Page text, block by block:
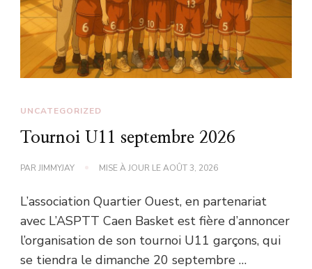
UNCATEGORIZED
Tournoi U11 septembre 2026
PARJIMMYJAY MISE À JOUR LEAOÛT 3, 2026
L’association Quartier Ouest, en partenariat
avec L’ASPTT Caen Basket est fière d’annoncer
l’organisation de son tournoi U11 garçons, qui
se tiendra le dimanche 20 septembre …